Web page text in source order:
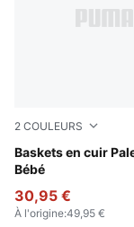
2 COULEURS
Baskets en cuir
Bébé
PUMA White-
30,95 €
À l'origine:49,95 €